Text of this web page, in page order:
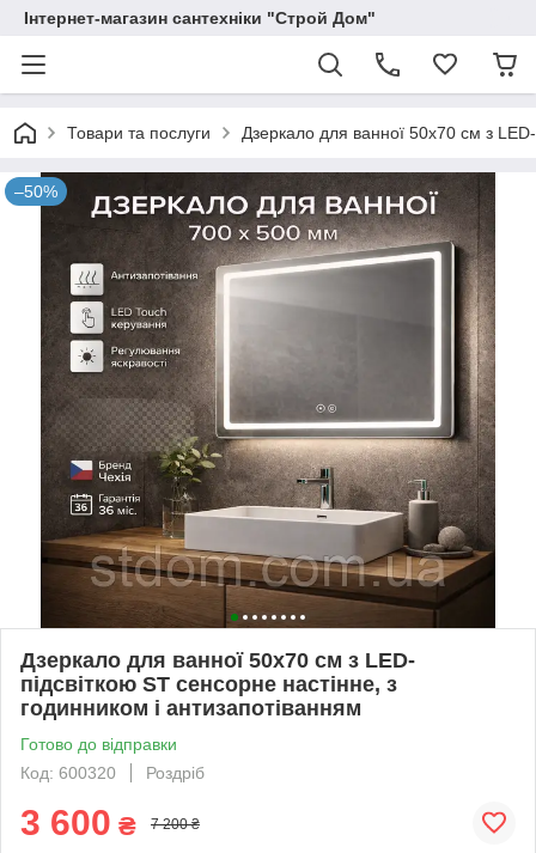
Інтернет-магазин сантехніки "Строй Дом"
Товари та послуги Дзеркало для ванної 50х70 см з
–50%
Дзеркало для ванної 50х70 см з LED-
підсвіткою ST сенсорне настінне, з
годинником і антизапотіванням
Готово до відправки
Код: 600320
Роздріб
3 600 ₴ 7 200 ₴